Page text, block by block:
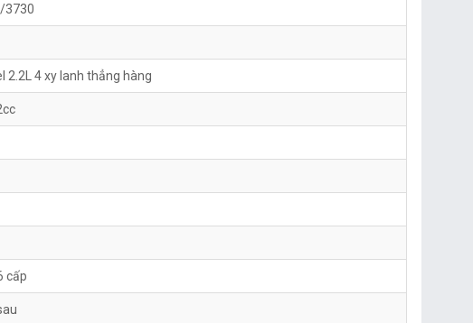
3730
2.2L 4 xy lanh thẳng hàng
cấp